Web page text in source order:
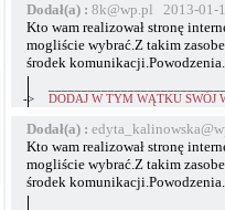
Dodał(a) : 8k@wp.pl 2013-01-
Kto wam realizował stronę
mogliście wybrać.Z takim
środek komunikacji.Powodzenia.
->
DODAJ W TYM WĄTKU SWÓJ
Dodał(a) :
Kto wam realizował stronę
mogliście wybrać.Z takim
środek komunikacji.Powodzenia.